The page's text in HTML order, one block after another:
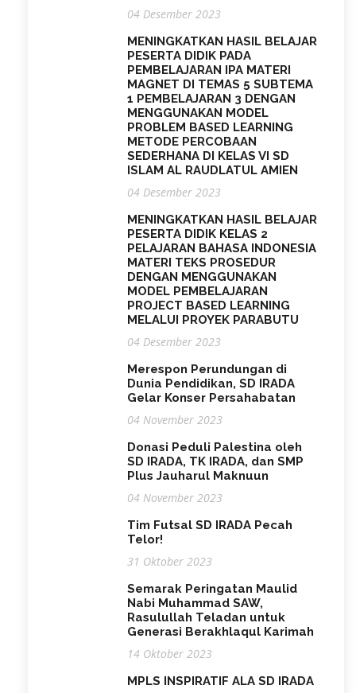
04 Desember 2023
MENINGKATKAN HASIL BELAJAR
PESERTA DIDIK PADA
PEMBELAJARAN IPA MATERI
MAGNET DI TEMAS 5 SUBTEMA
1 PEMBELAJARAN 3 DENGAN
MENGGUNAKAN MODEL
PROBLEM BASED LEARNING
METODE PERCOBAAN
SEDERHANA DI KELAS VI SD
ISLAM AL RAUDLATUL AMIEN
04 Desember 2023
MENINGKATKAN HASIL BELAJAR
PESERTA DIDIK KELAS 2
PELAJARAN BAHASA INDONESIA
MATERI TEKS PROSEDUR
DENGAN MENGGUNAKAN
MODEL PEMBELAJARAN
PROJECT BASED LEARNING
MELALUI PROYEK PARABUTU
04 Desember 2023
Merespon Perundungan di
Dunia Pendidikan, SD IRADA
Gelar Konser Persahabatan
04 November 2023
Donasi Peduli Palestina oleh
SD IRADA, TK IRADA, dan SMP
Plus Jauharul Maknuun
04 November 2023
Tim Futsal SD IRADA Pecah
Telor!
31 Oktober 2023
Semarak Peringatan Maulid
Nabi Muhammad SAW,
Rasulullah Teladan untuk
Generasi Berakhlaqul Karimah
14 Oktober 2023
MPLS INSPIRATIF ALA SD IRADA